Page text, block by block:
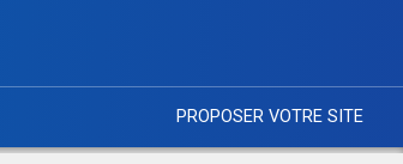
PROPOSER VOTRE SITE